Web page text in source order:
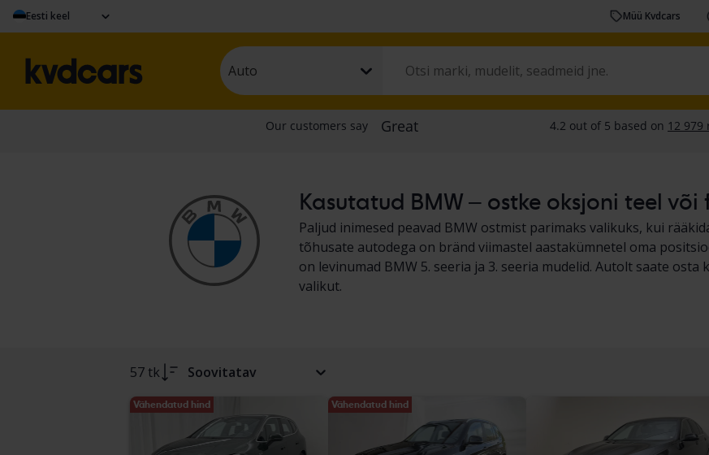
Eesti keel Müü Kvdcars
Auto
Kasutatud BMW – ostke oksjoni teel
Paljud inimesed peavad BMW ostmist parimaks valikuks, kui
tõhusate autodega on bränd viimastel aastakümnetel oma
on levinumad BMW 5. seeria ja 3. seeria mudelid. Autolt saate
valikut.
57 tk Soovitatav
Vähendatud hind Vähendatud hind